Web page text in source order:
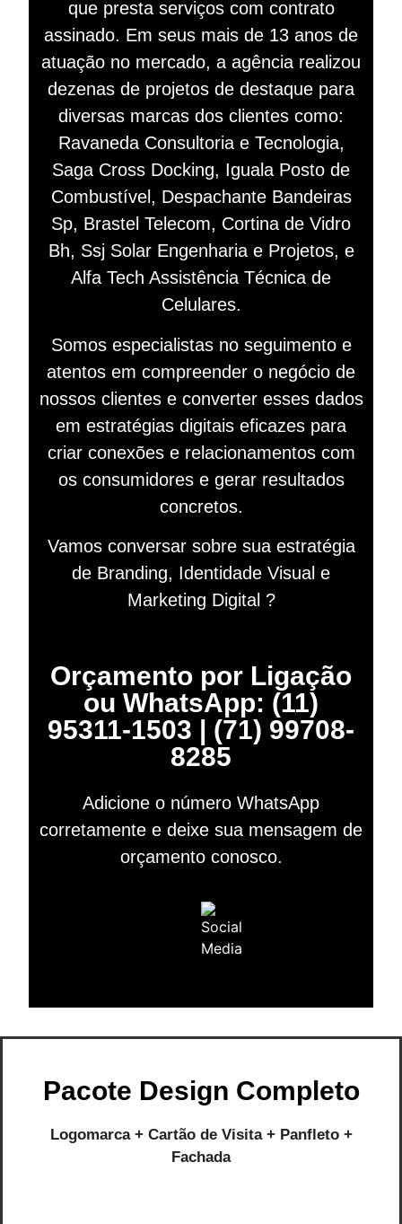
que presta serviços com contrato
assinado. Em seus mais de 13 anos de
atuação no mercado, a agência realizou
dezenas de projetos de destaque para
diversas marcas dos clientes como:
Ravaneda Consultoria e Tecnologia,
Saga Cross Docking, Iguala Posto de
Combustível, Despachante Bandeiras
Sp, Brastel Telecom, Cortina de Vidro
Bh, Ssj Solar Engenharia e Projetos, e
Alfa Tech Assistência Técnica de
Celulares.
Somos especialistas no seguimento e
atentos em compreender o negócio de
nossos clientes e converter esses dados
em estratégias digitais eficazes para
criar conexões e relacionamentos com
os consumidores e gerar resultados
concretos.
Vamos conversar sobre sua estratégia
de Branding, Identidade Visual e
Marketing Digital ?
Orçamento por Ligação
ou WhatsApp: (11)
95311-1503 | (71) 99708-
8285
Adicione o número WhatsApp
corretamente e deixe sua mensagem de
orçamento conosco.
Pacote Design Completo
Logomarca + Cartão de Visita + Panfleto +
Fachada